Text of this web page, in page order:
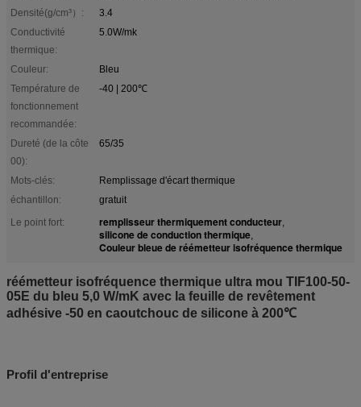
Densité(g/cm³）:
3.4
Conductivité
thermique:
5.0W/mk
Couleur:
Bleu
Température de
fonctionnement
recommandée:
-40 | 200℃
Dureté (de la côte
00):
65/35
Mots-clés:
Remplissage d'écart thermique
échantillon:
gratuit
Le point fort:
remplisseur thermiquement conducteur,
silicone de conduction thermique,
Couleur bleue de réémetteur isofréquence thermique
réémetteur isofréquence thermique ultra mou TIF100-50-
05E du bleu 5,0 W/mK avec la feuille de revêtement
adhésive -50 en caoutchouc de silicone à 200℃
Profil d'entreprise